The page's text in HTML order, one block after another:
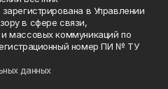
в Управлении
в сфере связи,
массовых коммуникаций по
номер ПИ № ТУ
данных